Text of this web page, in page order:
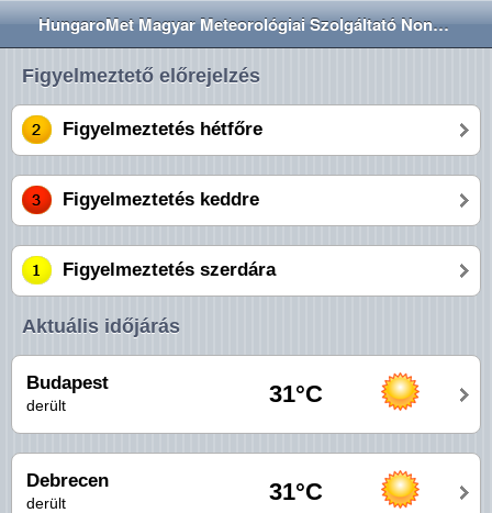
HungaroMet Magyar Meteorológiai Szolgáltató Nonprofit Zrt.
Figyelmeztető előrejelzés
Figyelmeztetés hétfőre
Figyelmeztetés keddre
Figyelmeztetés szerdára
Aktuális időjárás
Budapest
derült 31°C
Debrecen
derült 31°C